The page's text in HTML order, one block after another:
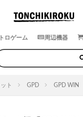
ロゲーム 周辺機器
ト GPD GPD WIN